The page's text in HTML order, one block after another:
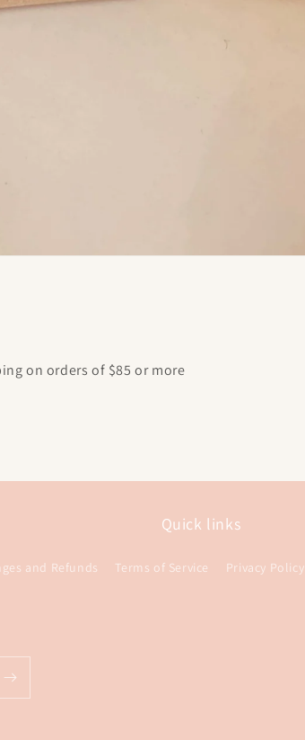
on orders of $85 or more
Quick links
and Refunds Terms of Service Privacy Policy